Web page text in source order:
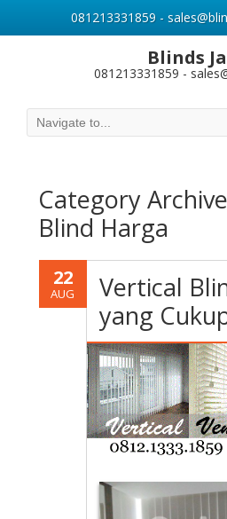
Blinds
081213331859 -
Category
Blind Harga
22
AUG
Vertical
yang
081213331859 -